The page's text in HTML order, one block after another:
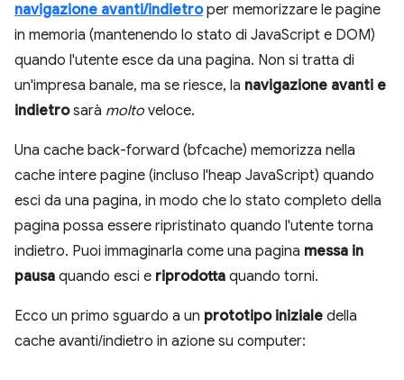
navigazione avanti/indietroper memorizzare le pagine
in memoria (mantenendo lo stato di JavaScript e DOM)
quando l'utente esce da una pagina. Non si tratta di
un'impresa banale, ma se riesce, la navigazione avanti e
indietrosarà molto veloce.
Una cache back-forward (bfcache) memorizza nella
cache intere pagine (incluso l'heap JavaScript) quando
esci da una pagina, in modo che lo stato completo della
pagina possa essere ripristinato quando l'utente torna
indietro. Puoi immaginarla come una pagina messa in
pausa quando esci e riprodotta quando torni.
Ecco un primo sguardo a un prototipo iniziale della
cache avanti/indietro in azione su computer: